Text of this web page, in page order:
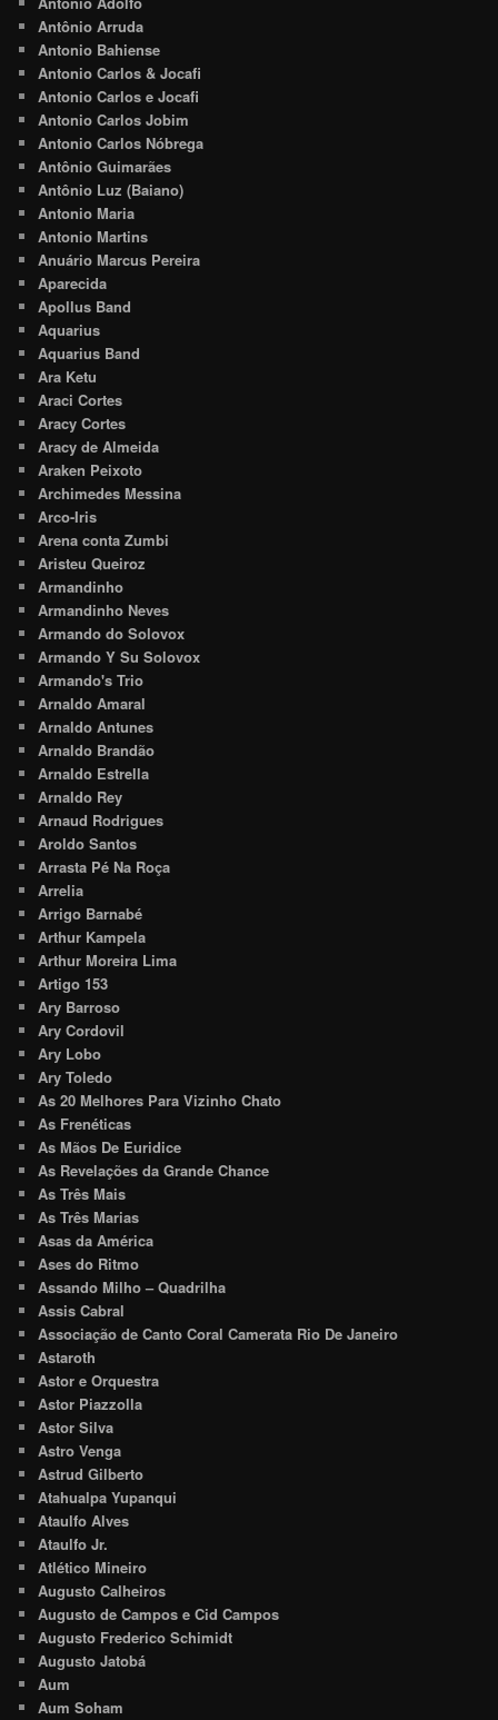
Antônio Arruda
Antonio Bahiense
Antonio Carlos & Jocafi
Antonio Carlos e Jocafi
Antonio Carlos Jobim
Antonio Carlos Nóbrega
Antônio Guimarães
Antônio Luz (Baiano)
Antonio Maria
Antonio Martins
Anuário Marcus Pereira
Aparecida
Apollus Band
Aquarius
Aquarius Band
Ara Ketu
Araci Cortes
Aracy Cortes
Aracy de Almeida
Araken Peixoto
Archimedes Messina
Arco-Iris
Arena conta Zumbi
Aristeu Queiroz
Armandinho
Armandinho Neves
Armando do Solovox
Armando Y Su Solovox
Armando's Trio
Arnaldo Amaral
Arnaldo Antunes
Arnaldo Brandão
Arnaldo Estrella
Arnaldo Rey
Arnaud Rodrigues
Aroldo Santos
Arrasta Pé Na Roça
Arrelia
Arrigo Barnabé
Arthur Kampela
Arthur Moreira Lima
Artigo 153
Ary Barroso
Ary Cordovil
Ary Lobo
Ary Toledo
As 20 Melhores Para Vizinho Chato
As Frenéticas
As Mãos De Euridice
As Revelações da Grande Chance
As Três Mais
As Três Marias
Asas da América
Ases do Ritmo
Assando Milho – Quadrilha
Assis Cabral
Associação de Canto Coral Camerata Rio De Janeiro
Astaroth
Astor e Orquestra
Astor Piazzolla
Astor Silva
Astro Venga
Astrud Gilberto
Atahualpa Yupanqui
Ataulfo Alves
Ataulfo Jr.
Atlético Mineiro
Augusto Calheiros
Augusto de Campos e Cid Campos
Augusto Frederico Schimidt
Augusto Jatobá
Aum
Aum Soham